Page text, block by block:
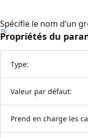
Spécifie le nom d’un
Propriétés du
Type:
Valeur par défaut:
Prend en charge les